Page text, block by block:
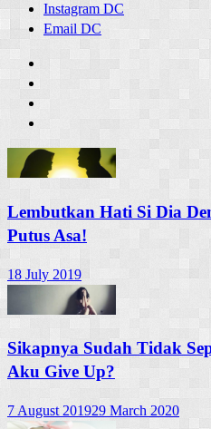
Instagram DC
Email DC
Lembutkan Hati Si Dia
Putus Asa!
18 July 2019
Sikapnya Sudah Tidak
Aku Give Up?
7 August 201929 March 2020